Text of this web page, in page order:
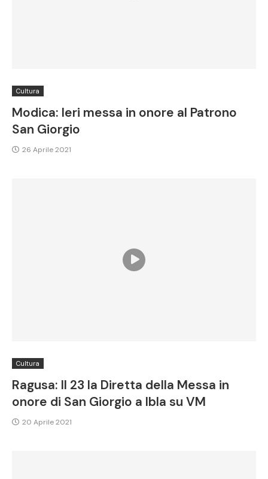
Cultura
Modica: Ieri messa in onore al Patrono
San Giorgio
26 Aprile 2021
Cultura
Ragusa: Il 23 la Diretta della Messa in
onore di San Giorgio a Ibla su VM
20 Aprile 2021